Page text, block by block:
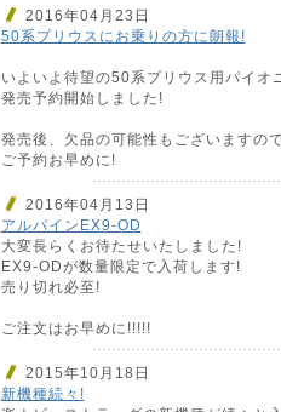
2016年04月23日
50系プリウスにお乗りの方に朗報!
いよいよ待望の50系プリウス用パイオ
発売予約開始しました!
発売後、欠品の可能性もございますので
ご予約お早めに!
2016年04月13日
アルパインEX9-OD
大変長らくお待たせいたしました!
EX9-ODが数量限定で入荷します!
売り切れ必至!
ご注文はお早めに!!!!!
2015年10月18日
新機種続々!